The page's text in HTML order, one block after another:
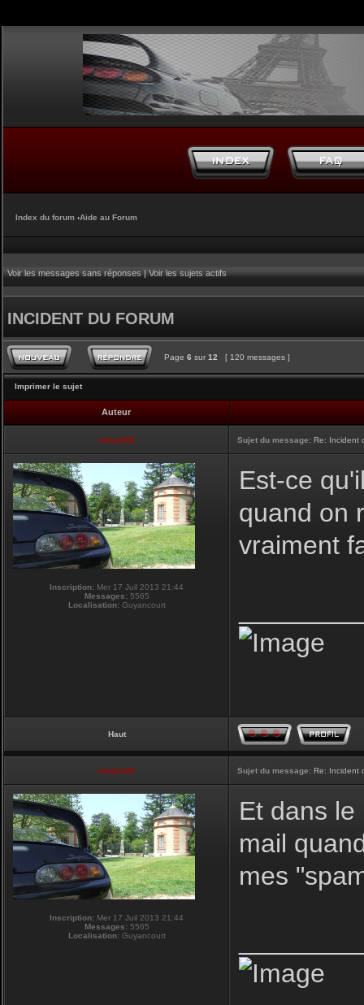
Index du forum ‹Aide au Forum
Voir les messages sans réponses|Voir les sujets actifs
INCIDENT DU FORUM
Page 6 sur 12 [ 120 messages ]
Imprimer le sujet
Auteur
vmax330 Sujet du message: Re: Incident
Inscription: Mer 17 Juil 2013 21:44
Messages:5565
Localisation:Guyancourt
Est-ce
quand on
vraiment
Haut
vmax330 Sujet du message: Re: Incident
Inscription: Mer 17 Juil 2013 21:44
Messages:5565
Localisation:Guyancourt
Et dans
mail
mes